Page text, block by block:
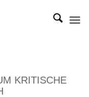
KRITISCHE